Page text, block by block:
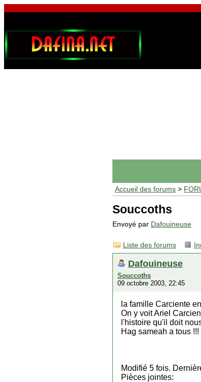
Accueil des forums >
Souccoths
Envoyé par Dafouineuse
Liste des forums
Dafouineuse
Souccoths
09 octobre 2003, 22:45
la famille Carciente
On y voit Ariel
l'histoire qu'il doit
Hag sameah a tous !!!
Modifié 5 fois.
Pièces jointes: